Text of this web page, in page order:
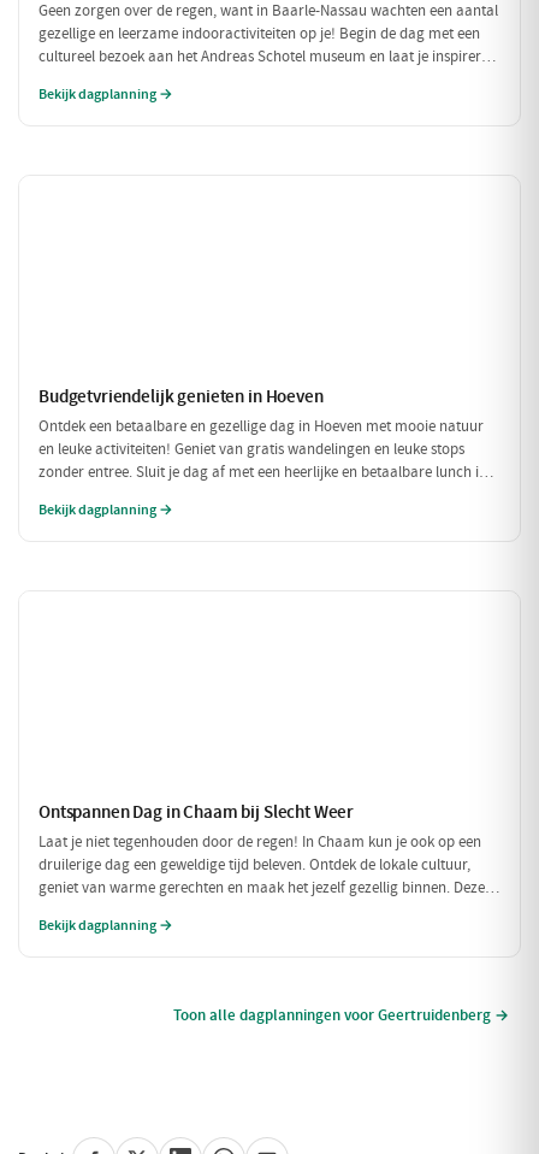
Geen zorgen over de regen, want in Baarle-Nassau wachten een aantal
gezellige en leerzame indooractiviteiten op je! Begin de dag met een
cultureel bezoek aan het Andreas Schotel museum en laat je inspireren
knusse Grand Café De Beerze voordat je weer verder gaat met een
Bekijk dagplanning →
Budgetvriendelijk genieten in Hoeven
Ontdek een betaalbare en gezellige dag in Hoeven met mooie natuur
en leuke activiteiten! Geniet van gratis wandelingen en leuke stops
zonder entree. Sluit je dag af met een heerlijke en betaalbare lunch in
Bekijk dagplanning →
Ontspannen Dag in Chaam bij Slecht Weer
Laat je niet tegenhouden door de regen! In Chaam kun je ook op een
druilerige dag een geweldige tijd beleven. Ontdek de lokale cultuur,
geniet van warme gerechten en maak het jezelf gezellig binnen. Deze
wilt genieten van alles wat Chaam te bieden heeft.
Bekijk dagplanning →
Toon alle dagplanningen voor Geertruidenberg →